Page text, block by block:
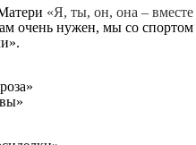
«Я, ты, он, она –
очень нужен, мы со